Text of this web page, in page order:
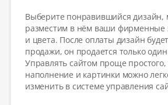
Выберите понравившийся дизайн,
разместим в нём ваши фирменные
и цвета. После оплаты дизайн
продажи, он продается только
Управлять сайтом проще простого,
наполнение и картинки можно
изменить в системе управления